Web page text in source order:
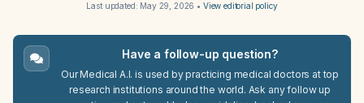
Last updated: May 29, 2026 • View editorial policy
Have a follow-up question?
Our Medical A.I. is used by practicing medical doctors at top
research institutions around the world. Ask any follow up